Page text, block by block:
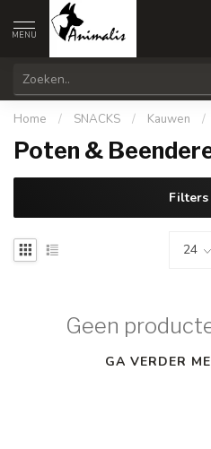
MENU
Home / SNACKS / Kauwen /
Poten &
Filters
Geen
GA VERDER